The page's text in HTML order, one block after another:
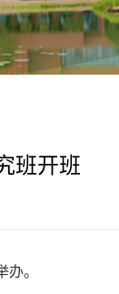
班开班
。